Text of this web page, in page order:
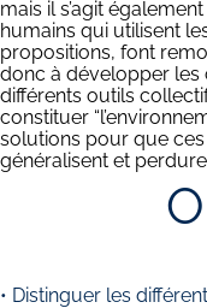
mais il s’agit
humains qui utilisent
propositions, font
donc à développer les
différents outils
constituer
solutions pour que
généralisent et
• Distinguer les